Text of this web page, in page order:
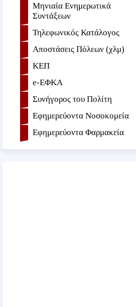
Μηνιαία Ενημερωτικά
Συντάξεων
Τηλεφωνικός Κατάλογος
Αποστάσεις Πόλεων (χλμ)
ΚΕΠ
e-ΕΦKA
Συνήγορος του Πολίτη
Εφημερεύοντα Νοσοκομεία
Εφημερεύοντα Φαρμακεία